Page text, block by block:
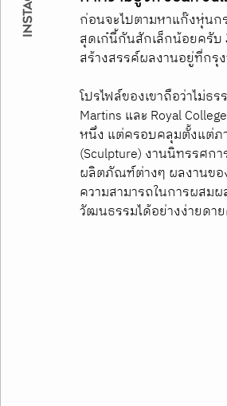
ก่อนจะไปตามหาแก๊งหุ่นก
สุดเก๋นี้กันสักเล็กน้อยครับ
สร้างสรรค์ผลงานอยู่ที่กรุ
โปรไฟล์ของเขาถือว่าไม่ธ
Martins และ Royal
หนึ่ง แต่ครอบคลุมตั้งแต่ภ
(Sculpture) งานนิทรรศก
ผลิตภัณฑ์ต่างๆ ผลงานขอ
ความสามารถในการผสม
วัฒนธรรมได้อย่างง่ายดา